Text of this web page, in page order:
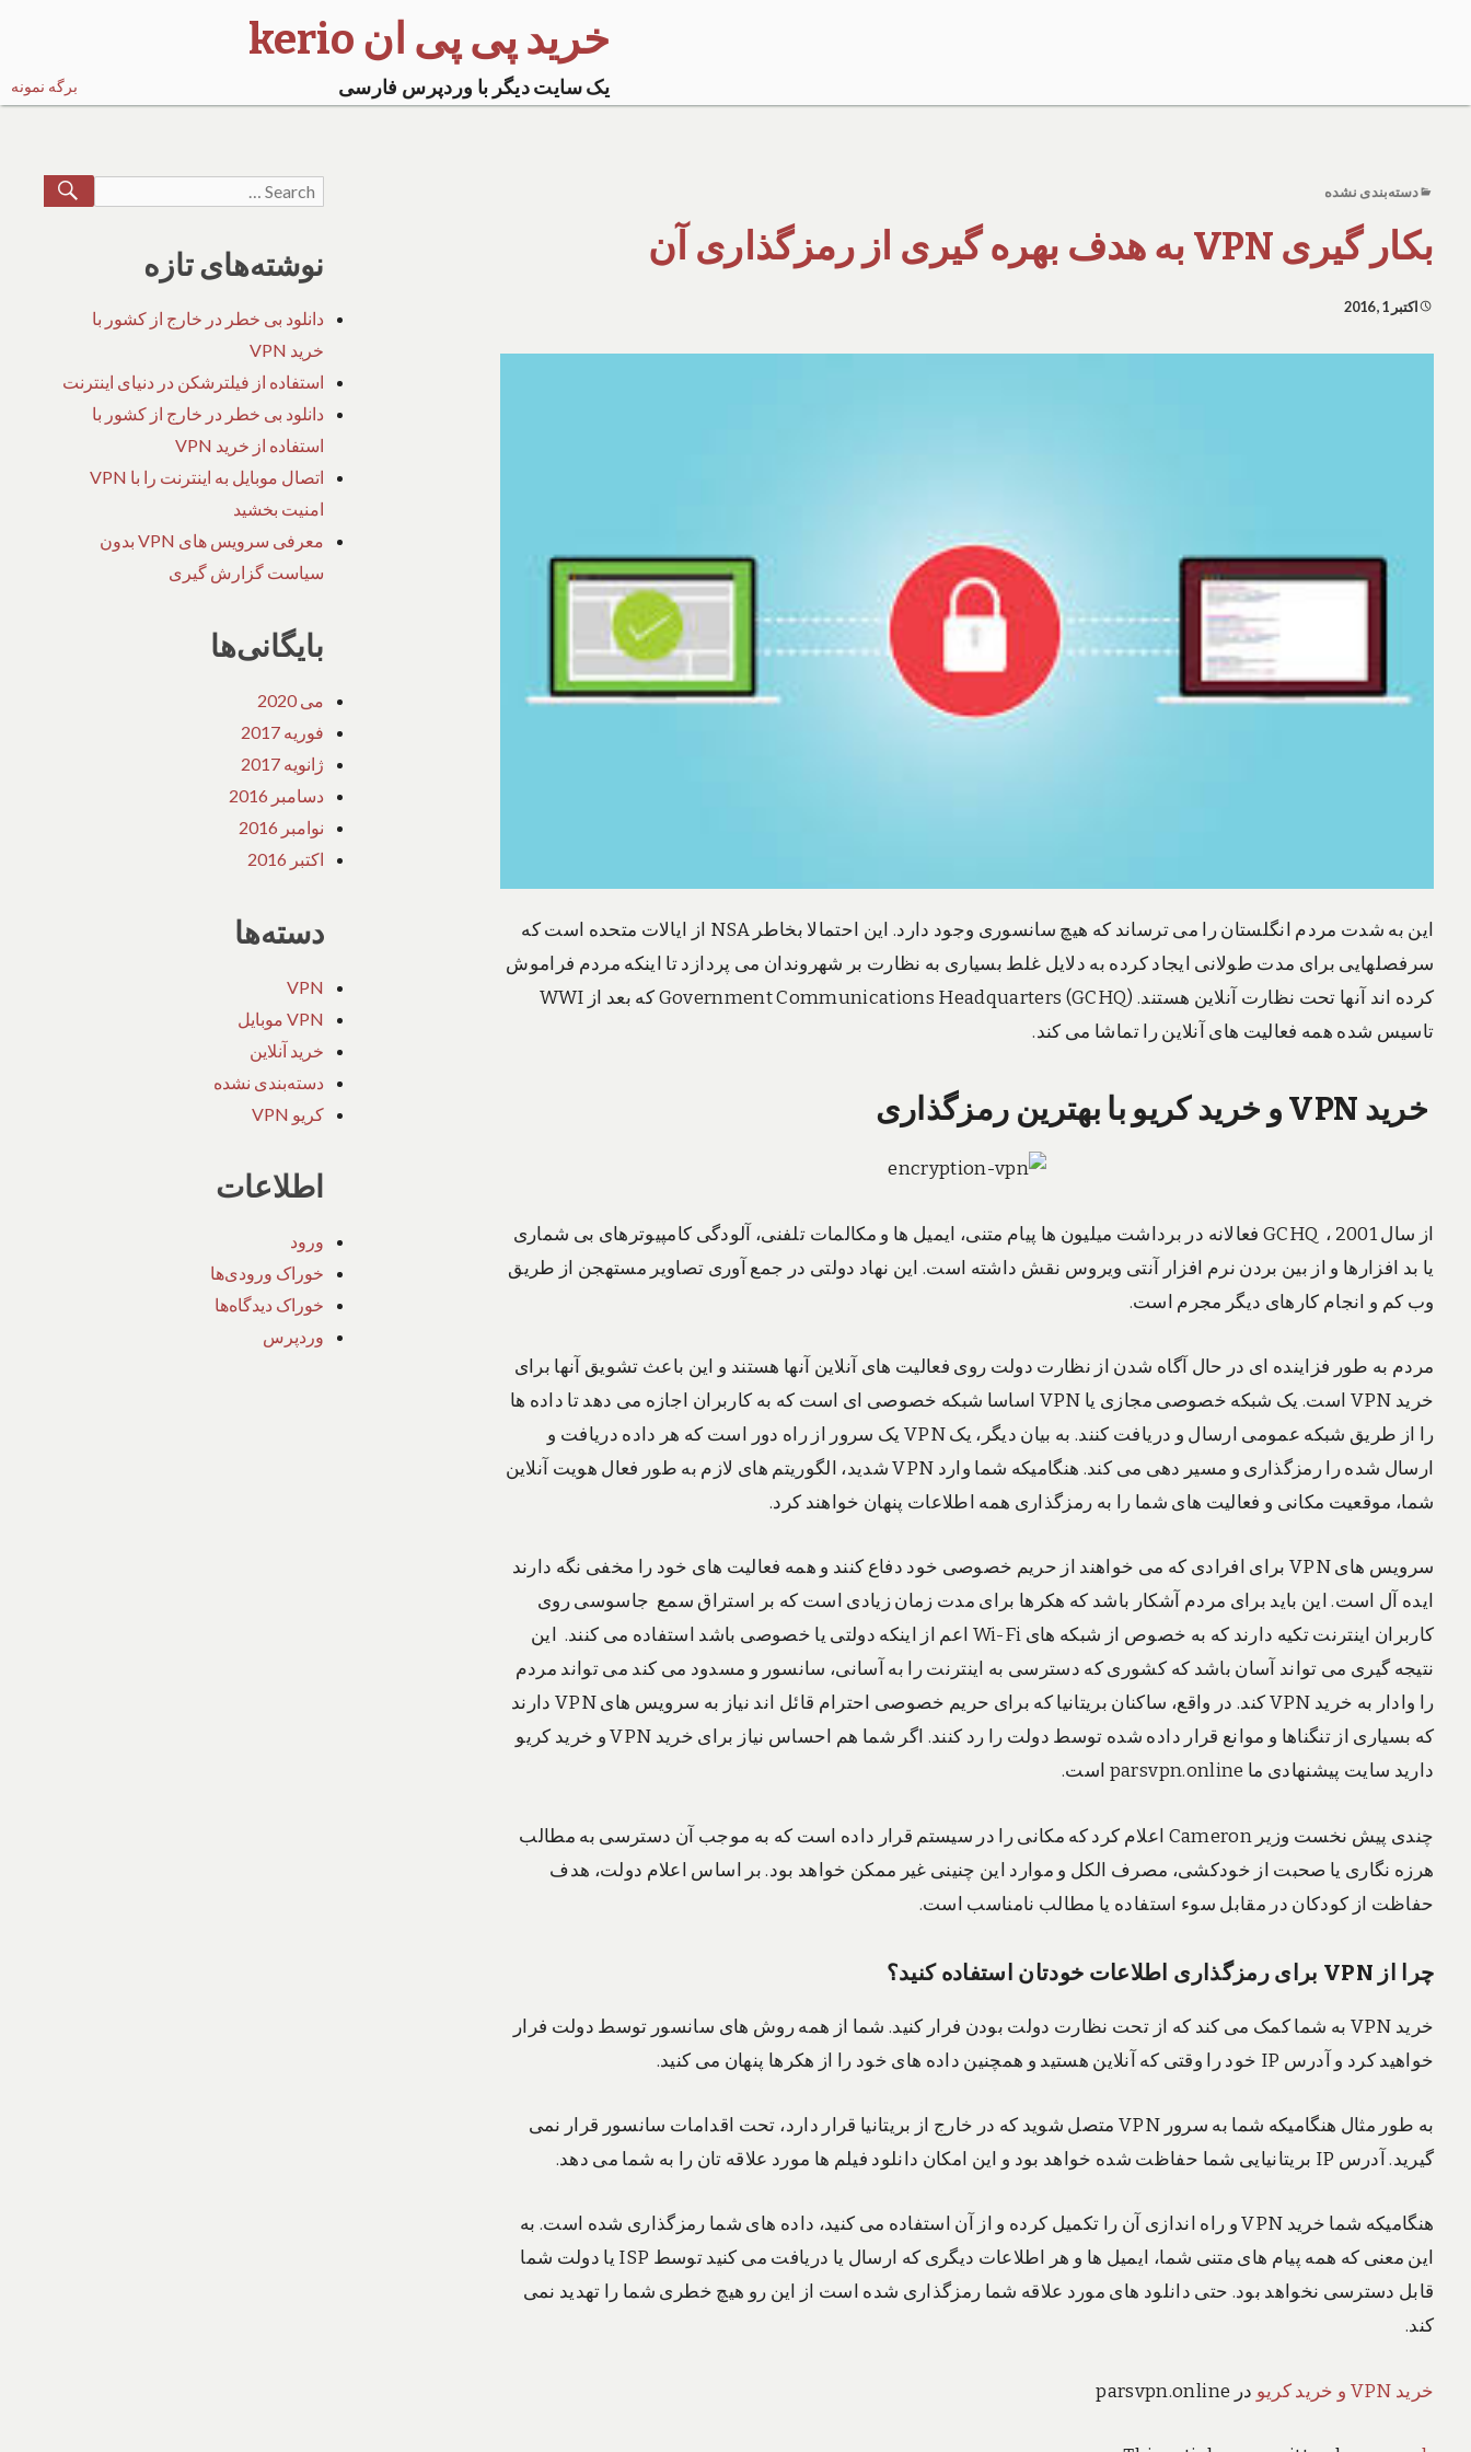
خرید پی پی ان kerio
یک سایت دیگر با وردپرس فارسی برگه نمونه
دسته‌بندی نشده
بکار گیری VPN به هدف بهره گیری از رمزگذاری آن
اکتبر 1, 2016
این به شدت مردم انگلستان را می ترساند که هیچ سانسوری وجود دارد. این احتمالا بخاطر NSA از ایالات متحده است که
سرفصلهایی برای مدت طولانی ایجاد کرده به دلایل غلط بسیاری به نظارت بر شهروندان می پردازد تا اینکه مردم فراموش
کرده اند آنها تحت نظارت آنلاین هستند. Government Communications Headquarters (GCHQ) که بعد از WWI
تاسیس شده همه فعالیت های آنلاین را تماشا می کند.
خرید VPN و خرید کریو با بهترین رمزگذاری
از سال 2001 ، GCHQ فعالانه در برداشت میلیون ها پیام متنی، ایمیل ها و مکالمات تلفنی، آلودگی کامپیوترهای بی شماری
یا بد افزارها و از بین بردن نرم افزار آنتی ویروس نقش داشته است. این نهاد دولتی در جمع آوری تصاویر مستهجن از طریق
وب کم و انجام کارهای دیگر مجرم است.
مردم به طور فزاینده ای در حال آگاه شدن از نظارت دولت روی فعالیت های آنلاین آنها هستند و این باعث تشویق آنها برای
خرید VPN است. یک شبکه خصوصی مجازی یا VPN اساسا شبکه خصوصی ای است که به کاربران اجازه می دهد تا داده ها
را از طریق شبکه عمومی ارسال و دریافت کنند. به بیان دیگر، یک VPN یک سرور از راه دور است که هر داده دریافت و
ارسال شده را رمزگذاری و مسیر دهی می کند. هنگامیکه شما وارد VPN شدید، الگوریتم های لازم به طور فعال هویت آنلاین
شما، موقعیت مکانی و فعالیت های شما را به رمزگذاری همه اطلاعات پنهان خواهند کرد.
سرویس های VPN برای افرادی که می خواهند از حریم خصوصی خود دفاع کنند و همه فعالیت های خود را مخفی نگه دارند
ایده آل است. این باید برای مردم آشکار باشد که هکرها برای مدت زمان زیادی است که بر استراق سمع جاسوسی روی
کاربران اینترنت تکیه دارند که به خصوص از شبکه های Wi-Fi اعم از اینکه دولتی یا خصوصی باشد استفاده می کنند. این
نتیجه گیری می تواند آسان باشد که کشوری که دسترسی به اینترنت را به آسانی، سانسور و مسدود می کند می تواند مردم
را وادار به خرید VPN کند. در واقع، ساکنان بریتانیا که برای حریم خصوصی احترام قائل اند نیاز به سرویس های VPN دارند
که بسیاری از تنگناها و موانع قرار داده شده توسط دولت را رد کنند. اگر شما هم احساس نیاز برای خرید VPN و خرید کریو
دارید سایت پیشنهادی ما parsvpn.online است.
چندی پیش نخست وزیر Cameron اعلام کرد که مکانی را در سیستم قرار داده است که به موجب آن دسترسی به مطالب
هرزه نگاری یا صحبت از خودکشی، مصرف الکل و موارد این چنینی غیر ممکن خواهد بود. بر اساس اعلام دولت، هدف
حفاظت از کودکان در مقابل سوء استفاده یا مطالب نامناسب است.
چرا از VPN برای رمزگذاری اطلاعات خودتان استفاده کنید؟
خرید VPN به شما کمک می کند که از تحت نظارت دولت بودن فرار کنید. شما از همه روش های سانسور توسط دولت فرار
خواهید کرد و آدرس IP خود را وقتی که آنلاین هستید و همچنین داده های خود را از هکرها پنهان می کنید.
به طور مثال هنگامیکه شما به سرور VPN متصل شوید که در خارج از بریتانیا قرار دارد، تحت اقدامات سانسور قرار نمی
گیرید. آدرس IP بریتانیایی شما حفاظت شده خواهد بود و این امکان دانلود فیلم ها مورد علاقه تان را به شما می دهد.
هنگامیکه شما خرید VPN و راه اندازی آن را تکمیل کرده و از آن استفاده می کنید، داده های شما رمزگذاری شده است. به
این معنی که همه پیام های متنی شما، ایمیل ها و هر اطلاعات دیگری که ارسال یا دریافت می کنید توسط ISP یا دولت شما
قابل دسترسی نخواهد بود. حتی دانلود های مورد علاقه شما رمزگذاری شده است از این رو هیچ خطری شما را تهدید نمی
کند.
خرید VPN و خرید کریو در parsvpn.online
Search
نوشته‌های تازه
دانلود بی خطر در خارج از کشور با
خرید VPN
استفاده از فیلترشکن در دنیای اینترنت
دانلود بی خطر در خارج از کشور با
استفاده از خرید VPN
اتصال موبایل به اینترنت را با VPN
امنیت بخشید
معرفی سرویس های VPN بدون
سیاست گزارش گیری
بایگانی‌ها
می 2020
فوریه 2017
ژانویه 2017
دسامبر 2016
نوامبر 2016
اکتبر 2016
دسته‌ها
VPN
VPN موبایل
خرید آنلاین
دسته‌بندی نشده
کریو VPN
اطلاعات
ورود
خوراک ورودی‌ها
خوراک دیدگاه‌ها
وردپرس